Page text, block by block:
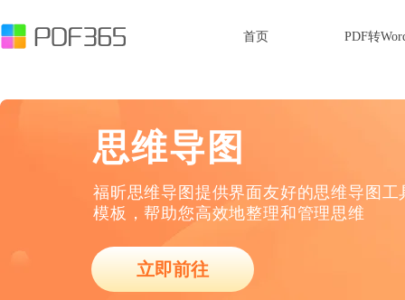
首页 PDF转
思维导图
福昕思维导图提供界面友好的思维导图
模板，帮助您高效地整理和管理思维
立即前往